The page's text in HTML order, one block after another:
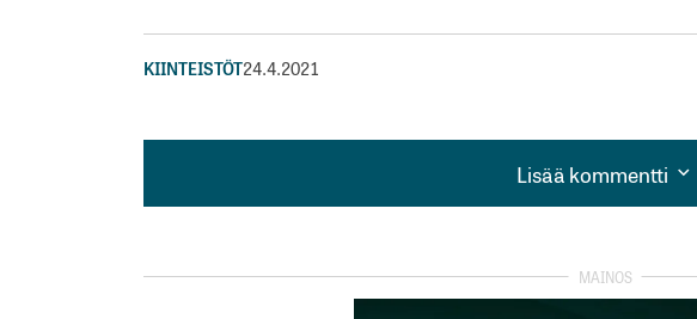
KIINTEISTÖT24.4.2021
Lisää kommentti
Lisää kommentti